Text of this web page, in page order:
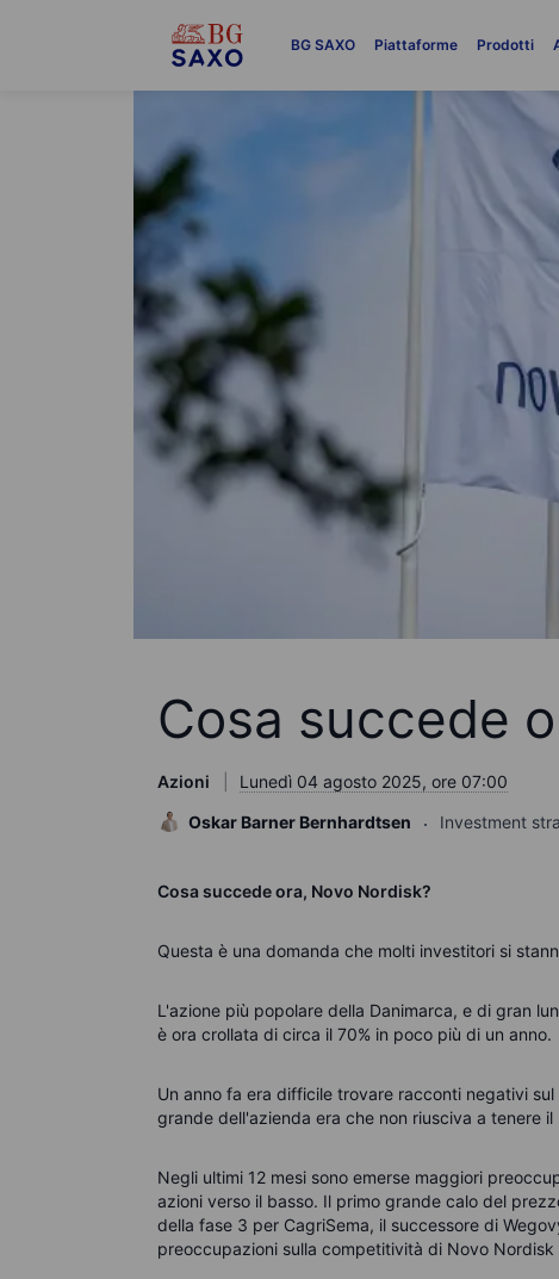
BG SAXO Piattaforme Prodotti
Cosa succede
Azioni
Lunedì 04 agosto 2025, ore 07:00
Oskar Barner Bernhardtsen
Investment
Cosa succede ora, Novo Nordisk?
Questa è una domanda che molti investitori si
L'azione più popolare della Danimarca, e di gran
è ora crollata di circa il 70% in poco più di un anno.
Un anno fa era difficile trovare racconti negativi
grande dell'azienda era che non riusciva a tenere
Negli ultimi 12 mesi sono emerse maggiori
azioni verso il basso. Il primo grande calo del
della fase 3 per CagriSema, il successore di
preoccupazioni sulla competitività di Novo